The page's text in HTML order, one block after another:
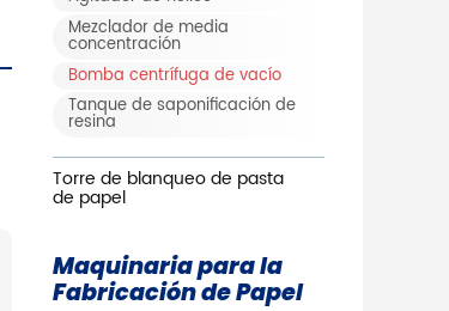
Mezclador de media
concentración
Bomba centrífuga de vacío
Tanque de saponificación de
resina
Torre de blanqueo de pasta
de papel
Maquinaria para la
Fabricación de Papel